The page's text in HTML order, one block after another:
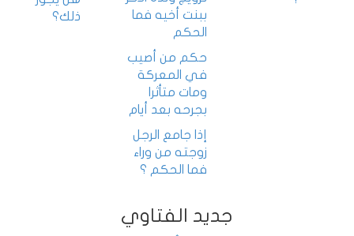
ببنت أخيه فما
الحكم
حكم من أصيب
في المعركة
ومات متأثرا
بجرحه بعد أيام
إذا جامع الرجل
زوجته من وراء
فما الحكم ؟
ذلك؟
جديد الفتاوي